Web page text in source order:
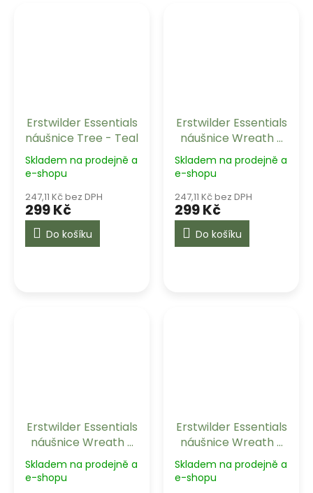
Erstwilder Essentials
náušnice Tree - Teal
Skladem na prodejně a
e-shopu
247,11 Kč bez DPH
299 Kč
Do košíku
Erstwilder Essentials
náušnice Wreath -
Skladem na prodejně a
e-shopu
247,11 Kč bez DPH
299 Kč
Do košíku
Erstwilder Essentials
náušnice Wreath -
Skladem na prodejně a
e-shopu
Erstwilder Essentials
náušnice Wreath -
Skladem na prodejně a
e-shopu